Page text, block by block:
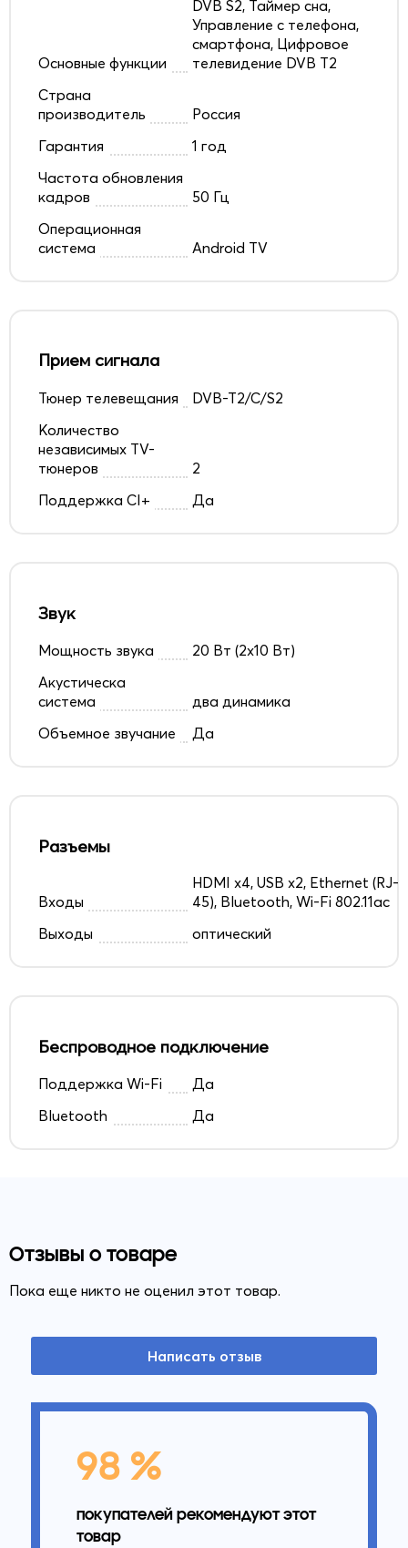
Основные функции
DVB S2, Таймер сна,
Управление с телефона,
смартфона, Цифровое
телевидение DVB T2
Страна
производитель
Россия
Гарантия
1 год
Частота обновления
кадров
50 Гц
Операционная
система
Android TV
Прием сигнала
Тюнер телевещания
DVB-T2/C/S2
Количество
независимых TV-
тюнеров
2
Поддержка CI+
Да
Звук
Мощность звука
20 Вт (2х10 Вт)
Акустическа
система
два динамика
Объемное звучание
Да
Разъемы
Входы
HDMI x4, USB x2, Ethernet (RJ-
45), Bluetooth, Wi-Fi 802.11ac
Выходы
оптический
Беспроводное подключение
Поддержка Wi-Fi
Да
Bluetooth
Да
Отзывы о товаре
Пока еще никто не оценил этот товар.
Написать отзыв
98 %
покупателей рекомендуют этот
товар